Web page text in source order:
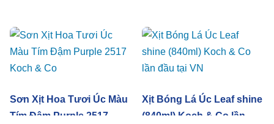
Sơn Xịt Hoa Tươi Úc Màu
Tím Đậm Purple 2517
Xịt Bóng Lá Úc Leaf shine
(840ml) Koch & Co lần